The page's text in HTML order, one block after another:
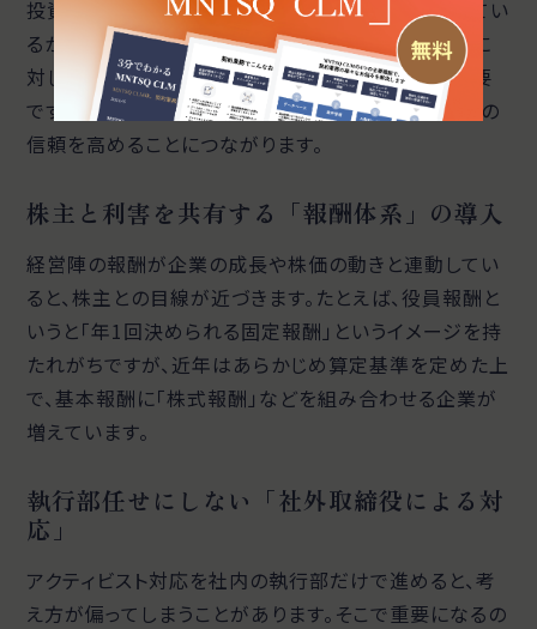
投資家は、企業がどれだけ効率よく利益を生み出してい
るかを重視しています。企業の売上だけでなく、投資に
対してどの程度の成果が出ているかを示すことが重要
です。投資家の価値観に合った説明できれば、企業への
信頼を高めることにつながります。
株主と利害を共有する「報酬体系」の導入
経営陣の報酬が企業の成長や株価の動きと連動してい
ると、株主との目線が近づきます。たとえば、役員報酬と
いうと「年1回決められる固定報酬」というイメージを持
たれがちですが、近年はあらかじめ算定基準を定めた上
で、基本報酬に「株式報酬」などを組み合わせる企業が
増えています。
執行部任せにしない「社外取締役による対
応」
アクティビスト対応を社内の執行部だけで進めると、考
え方が偏ってしまうことがあります。そこで重要になるの